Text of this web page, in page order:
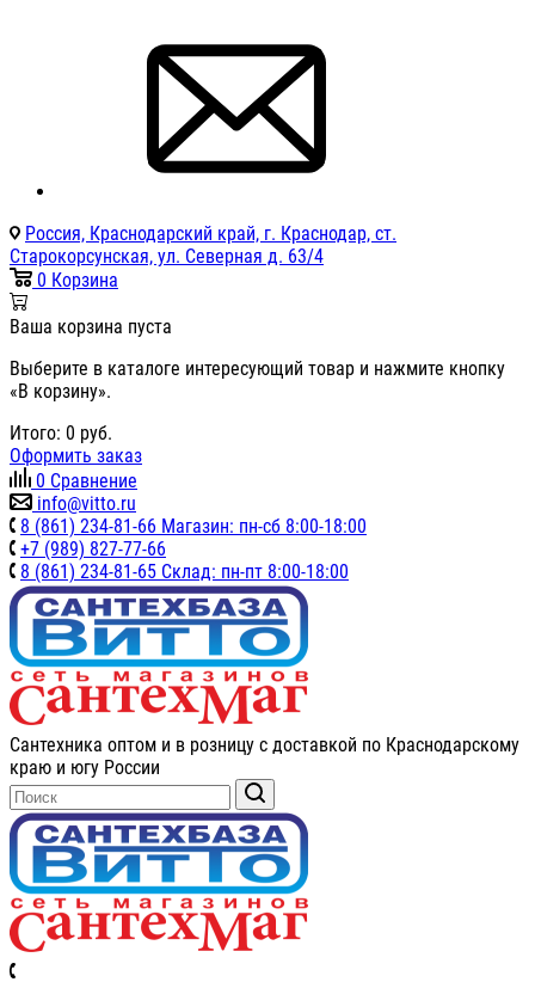
Россия, Краснодарский край, г. Краснодар, ст.
Старокорсунская, ул. Северная д. 63/4
0 Корзина
Ваша корзина пуста
Выберите в каталоге интересующий товар и нажмите кнопку
«В корзину».
Итого: 0 руб.
Оформить заказ
0 Сравнение
info@vitto.ru
8 (861) 234-81-66 Магазин: пн-сб 8:00-18:00
+7 (989) 827-77-66
8 (861) 234-81-65 Склад: пн-пт 8:00-18:00
Сантехника оптом и в розницу с доставкой по Краснодарскому
краю и югу России